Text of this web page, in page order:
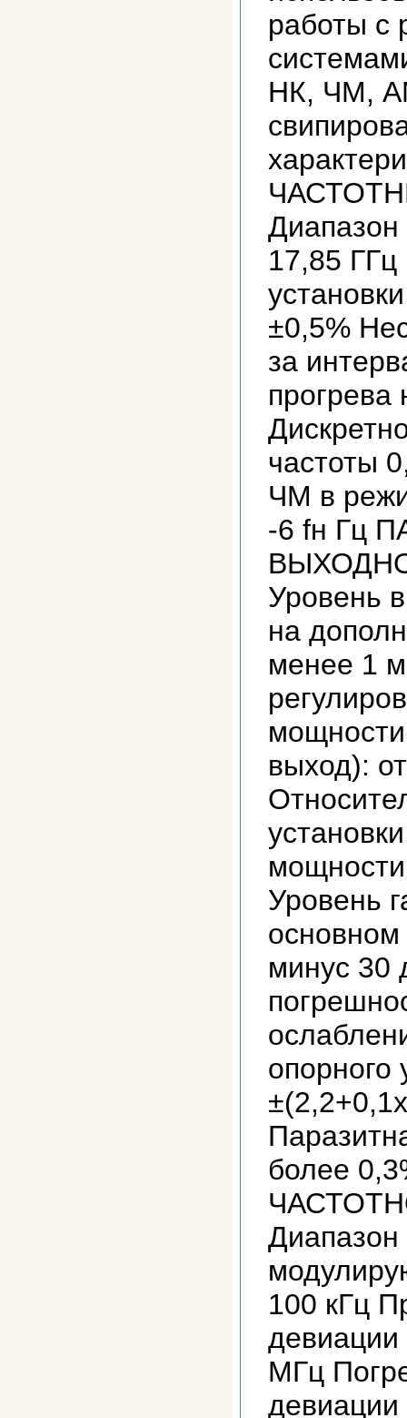
работы с
НК, ЧМ,
Диапазон
17,85
±0,5%
за
прогрева
частоты
ЧМ в
-6 fн Гц
Уровень
на
менее 1
выход):
Уровень
минус 30
опорного
более
100 кГц
девиации
МГц
девиации